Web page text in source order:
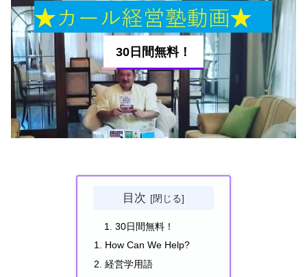
30日間無料！
目次
30日間無料！
How Can We Help?
経営学用語